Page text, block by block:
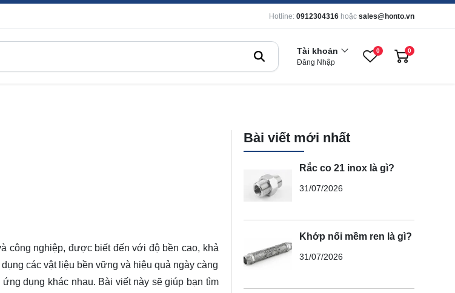
Hotline: 0912304316 hoặc sales@honto.vn
Tài khoản
Đăng Nhập
0 0
công nghiệp, được biết đến với độ bền cao, khả
các vật liệu bền vững và hiệu quả ngày càng
dụng khác nhau. Bài viết này sẽ giúp bạn tìm
Bài viết mới nhất
Rắc co 21 inox là gì?
31/07/2026
Khớp nối mềm ren là gì?
31/07/2026